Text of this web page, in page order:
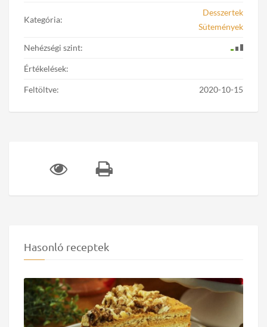
Kategória:
Desszertek
Sütemények
Nehézségi szint:
Értékelések:
Feltöltve: 2020-10-15
Hasonló receptek